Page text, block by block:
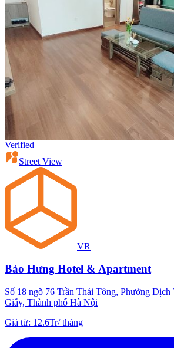
Verified
Street View
VR
Bảo Hưng Hotel & Apartment
Số 18 ngõ 76 Trần Thái Tông, Phường
Giấy, Thành phố Hà Nội
Giá từ: 12.6Tr/tháng